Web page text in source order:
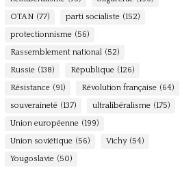
OTAN (77) parti socialiste (152)
protectionnisme (56)
Rassemblement national (52)
Russie (138) République (126)
Résistance (91) Révolution française (64)
souveraineté (137) ultralibéralisme (175)
Union européenne (199)
Union soviétique (56) Vichy (54)
Yougoslavie (50)